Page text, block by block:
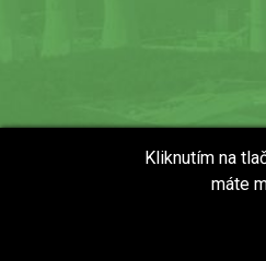
Kliknutím na
máte